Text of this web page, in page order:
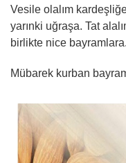
Vesile olalım
yarınki uğraşa. Tat
birlikte nice bayramlara.
Mübarek kurban